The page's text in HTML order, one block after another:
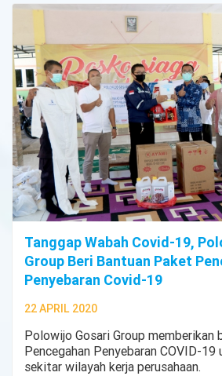
Tanggap Wabah Covid-19,
Group Beri Bantuan Paket
Penyebaran Covid-19
22 APRIL 2020
Polowijo Gosari Group memberikan
Pencegahan Penyebaran COVID-19
sekitar wilayah kerja perusahaan.